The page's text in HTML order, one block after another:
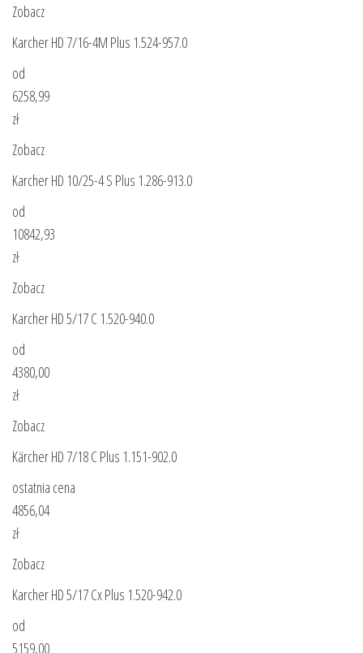
Zobacz
Karcher HD 7/16-4M Plus 1.524-957.0
od
6258,99
zł
Zobacz
Karcher HD 10/25-4 S Plus 1.286-913.0
od
10842,93
zł
Zobacz
Karcher HD 5/17 C 1.520-940.0
od
4380,00
zł
Zobacz
Kärcher HD 7/18 C Plus 1.151-902.0
ostatnia cena
4856,04
zł
Zobacz
Karcher HD 5/17 Cx Plus 1.520-942.0
od
5159,00